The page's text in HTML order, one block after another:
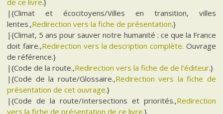
de ce livre.}
|{Climat et écocitoyens/Villes en transition, villes
lentes.,Redirection vers la fiche de présentation.}
|{Climat, 5 ans pour sauver notre humanité : ce que la France
doit faire.,Redirection vers la description complète. Ouvrage
de référence.}
|{Code de la route.,Redirection vers la fiche de de l’éditeur.}
|{Code de la route/Glossaire.,Redirection vers la fiche de
présentation de cet ouvrage.}
|{Code de la route/Intersections et priorités.,Redirection
vers la fiche de présentation de ce livre.}